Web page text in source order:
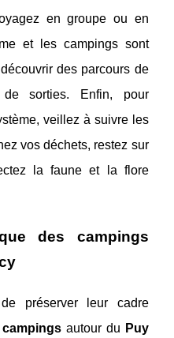
en groupe ou en
et les campings sont
des parcours de
sorties. Enfin, pour
veillez à suivre les
vos déchets, restez sur
la faune et la flore
des campings
préserver leur cadre
campings autour du Puy